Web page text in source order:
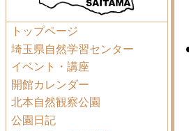
トップページ
埼玉県自然学習センター
イベント・講座
開館カレンダー
北本自然観察公園
公園日記